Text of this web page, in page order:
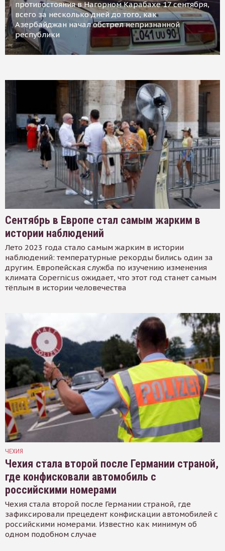
противостояния в Нагорном Карабахе 17 сентября,
всего за несколько дней до того, как
Азербайджан начал обстрел непризнанной
республики
Сентябрь в Европе стал самым жарким в
истории наблюдений
Лето 2023 года стало самым жарким в истории
наблюдений: температурные рекорды бились один за
другим. Европейская служба по изучению изменения
климата Copernicus ожидает, что этот год станет самым
тёплым в истории человечества
ЧЕХИЯ
Чехия стала второй после Германии страной,
где конфисковали автомобиль с
российскими номерами
Чехия стала второй после Германии страной, где
зафиксировали прецедент конфискации автомобилей с
российскими номерами. Известно как минимум об
одном подобном случае